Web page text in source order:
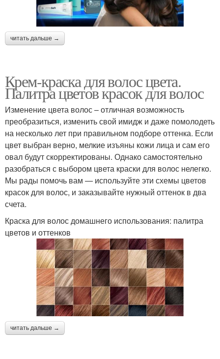
читать дальше →
Крем-краска для волос цвета.
Палитра цветов красок для волос
Изменение цвета волос – отличная возможность
преобразиться, изменить свой имидж и даже помолодеть
на несколько лет при правильном подборе оттенка. Если
цвет выбран верно, мелкие изъяны кожи лица и сам его
овал будут скорректированы. Однако самостоятельно
разобраться с выбором цвета краски для волос нелегко.
Мы рады помочь вам — используйте эти схемы цветов
красок для волос, и заказывайте нужный оттенок в два
счета.
Краска для волос домашнего использования: палитра
цветов и оттенков
читать дальше →